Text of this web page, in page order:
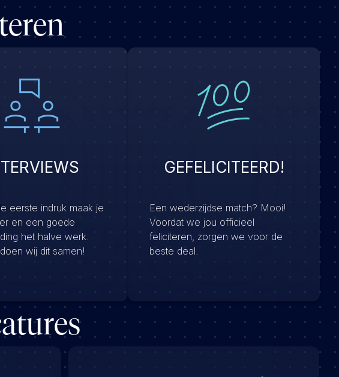
eerste indruk maak je
en een goede
het halve werk.
wij dit samen!
GEFELICITEERD!
Een wederzijdse match? Mooi!
Voordat we jou officieel
feliciteren, zorgen we voor de
beste deal.